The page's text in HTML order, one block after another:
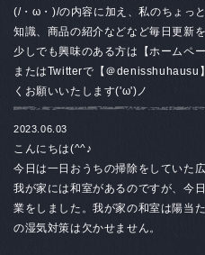
(/・ω・)/の内容に加え、私のちょっ
知識、商品の紹介などなど毎日更新を
少しでも興味のある方は【ホームペ
またはTwitterで【＠denisshuhausu
くお願いいたします('ω')ノ
2023.06.03
こんにちは(^^♪
今日は一日おうちの掃除をしていた
我が家には和室があるのですが、今
業をしました。我が家の和室は陽当
の湿気対策は欠かせません。